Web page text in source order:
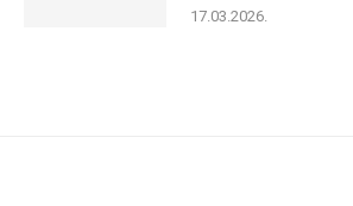
17.03.2026.